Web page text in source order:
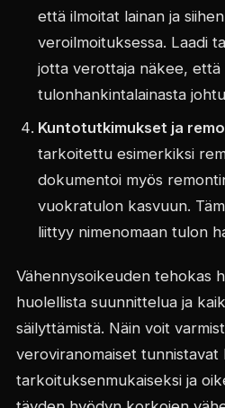
että ilmoitat lainan ja
veroilmoituksessa. Laadi
jotta verottaja näkee, että
tulonhankintalainasta
Kuntotutkimukset ja
tarkoitettu esimerkiksi
dokumentoi myös
vuokratulon kasvuun.
liittyy nimenomaan tulon
Vähennysoikeuden tehokas
huolellista suunnittelua ja
säilyttämistä. Näin voit
veroviranomaiset tunnistavat
tarkoituksenmukaiseksi ja